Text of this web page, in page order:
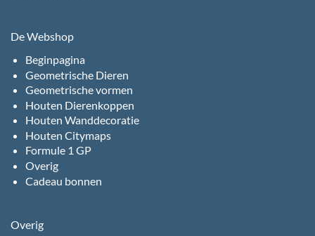
De Webshop
Beginpagina
Geometrische Dieren
Geometrische vormen
Houten Dierenkoppen
Houten Wanddecoratie
Houten Citymaps
Formule 1 GP
Overig
Cadeau bonnen
Overig